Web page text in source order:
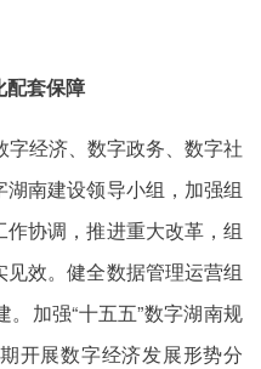
配套保障
经济、数字政务、数字社
南建设领导小组，加强组
协调，推进重大改革，组
效。健全数据管理运营组
加强“十五五”数字湖南规
开展数字经济发展形势分